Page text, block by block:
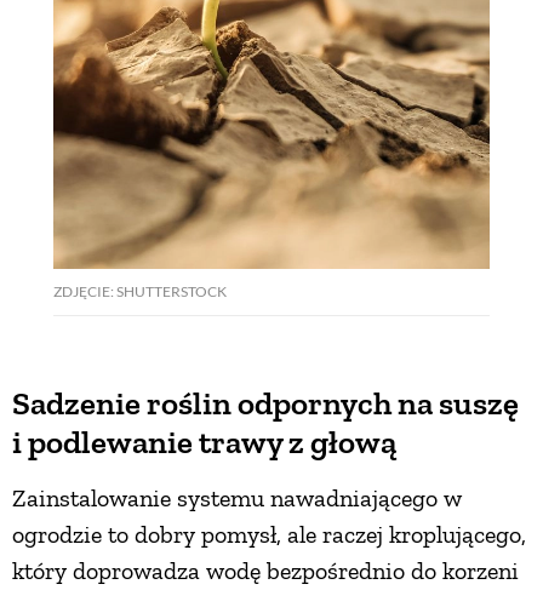
ZDJĘCIE: SHUTTERSTOCK
Sadzenie roślin odpornych na suszę
i podlewanie trawy z głową
Zainstalowanie systemu nawadniającego w
ogrodzie to dobry pomysł, ale raczej kroplującego,
który doprowadza wodę bezpośrednio do korzeni